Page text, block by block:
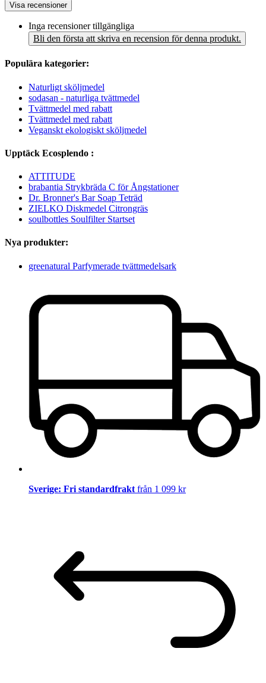
Visa recensioner
Inga recensioner tillgängliga
Bli den första att skriva en recension för denna produkt.
Populära kategorier:
Naturligt sköljmedel
sodasan - naturliga tvättmedel
Tvättmedel med rabatt
Tvättmedel med rabatt
Veganskt ekologiskt sköljmedel
Upptäck Ecosplendo :
ATTITUDE
brabantia Strykbräda C för Ångstationer
Dr. Bronner's Bar Soap Teträd
ZIELKO Diskmedel Citrongräs
soulbottles Soulfilter Startset
Nya produkter:
greenatural Parfymerade tvättmedelsark
Sverige: Fri standardfrakt från 1 099 kr